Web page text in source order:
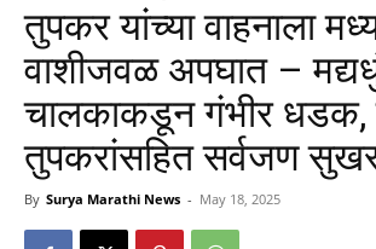
तुपकर यांच्या वाहनाला
वाशीजवळ अपघात –
चालकाकडून गंभीर धडक,
तुपकरांसहित सर्वजण
By Surya Marathi News - May 18, 2025